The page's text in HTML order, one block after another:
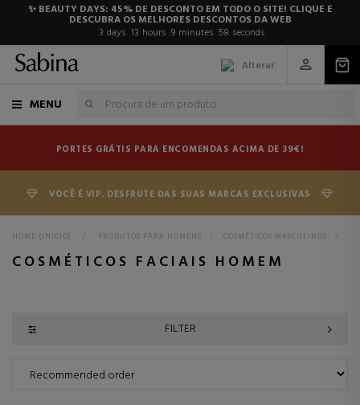
✨ BEAUTY DAYS: 45% DE DESCONTO EM TODO O SITE! CLIQUE E
DESCUBRA OS MELHORES DESCONTOS DA WEB
3 days 13 hours 9 minutes 57 seconds
Alterar
MENU
PORTES GRÁTIS PARA ENCOMENDAS ACIMA DE 39€!
VOCÊ É VIP. DESFRUTE DAS SUAS MARCAS EXCLUSIVAS
HOME (INÍCIO) > PRODUTOS PARA HOMENS > COSMÉTICOS MASCULINOS >
COSMÉTICOS FACIAIS HOMEM
FILTER